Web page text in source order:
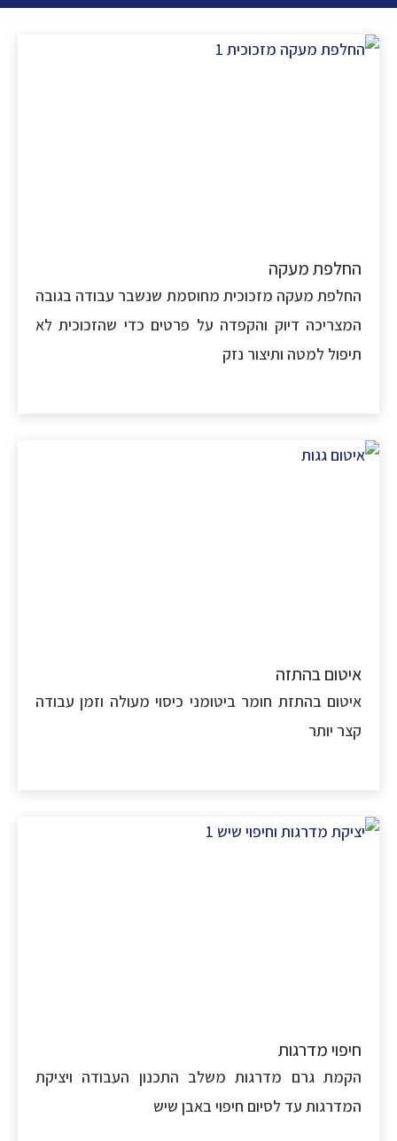
מעקה
מעקה מזכוכית מחוסמת שנשבר עבודה בגובה
דיוק והקפדה על פרטים כדי שהזכוכית לא
למטה ותיצור נזק
בהתזה
בהתזת חומר ביטומני כיסוי מעולה וזמן עבודה
יותר
מדרגות
גרם מדרגות משלב התכנון העבודה ויציקת
עד לסיום חיפוי באבן שיש